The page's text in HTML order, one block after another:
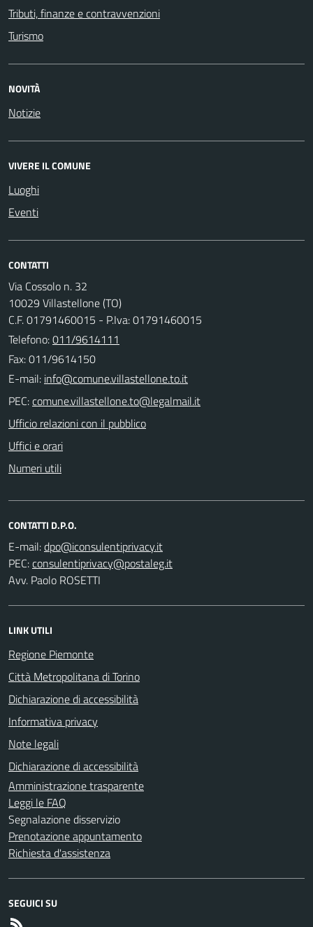
Tributi, finanze e contravvenzioni
Turismo
NOVITÀ
Notizie
VIVERE IL COMUNE
Luoghi
Eventi
CONTATTI
Via Cossolo n. 32
10029 Villastellone (TO)
C.F. 01791460015 - P.Iva: 01791460015
Telefono:011/9614111
Fax: 011/9614150
E-mail:
PEC:
Ufficio relazioni con il pubblico
Uffici e orari
Numeri utili
CONTATTI D.P.O.
E-mail:
PEC:
Avv. Paolo ROSETTI
LINK UTILI
Regione Piemonte
Città Metropolitana di Torino
Dichiarazione di accessibilità
Informativa privacy
Note legali
Dichiarazione di accessibilità
Amministrazione trasparente
Leggi le FAQ
Segnalazione disservizio
Prenotazione appuntamento
Richiesta d'assistenza
SEGUICI SU